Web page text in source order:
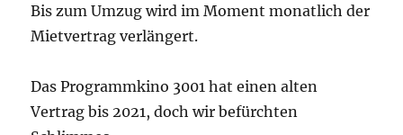
Bis zum Umzug wird im Moment monatlich der
Mietvertrag verlängert.
Das Programmkino 3001 hat einen alten
Vertrag bis 2021, doch wir befürchten